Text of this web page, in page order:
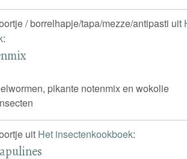
/ borrelhapje/tapa/mezze/antipasti uit
:
pikante notenmix en wokolie
uit Het insectenkookboek: